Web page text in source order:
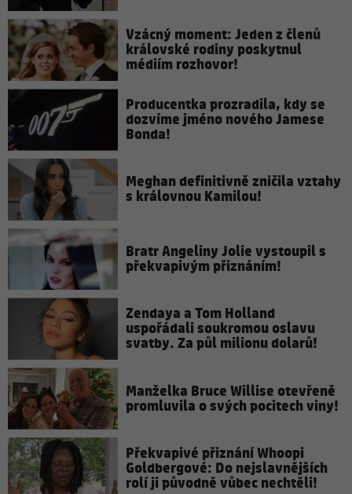
Vzácný moment: Jeden z členů
královské rodiny poskytnul
médiím rozhovor!
Producentka prozradila, kdy se
dozvíme jméno nového Jamese
Bonda!
Meghan definitivně zničila vztahy
s královnou Kamilou!
Bratr Angeliny Jolie vystoupil s
překvapivým přiznáním!
Zendaya a Tom Holland
uspořádali soukromou oslavu
svatby. Za půl milionu dolarů!
Manželka Bruce Willise otevřeně
promluvila o svých pocitech viny!
Překvapivé přiznání Whoopi
Goldbergové: Do nejslavnějších
rolí ji původně vůbec nechtěli!